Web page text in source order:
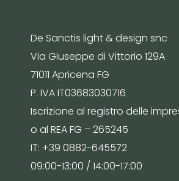
De Sanctis light & design snc
Via Giuseppe di Vittorio 129A
71011 Apricena FG
P. IVA IT03683030716
Iscrizione al registro delle
o al REA FG – 265245
IT: +39 0882-645572
09:00-13:00 / 14:00-17:00